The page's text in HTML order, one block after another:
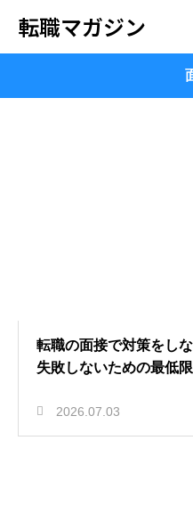
転職マガジン
転職の面接で対策をし
失敗しないための最低
2026.07.03